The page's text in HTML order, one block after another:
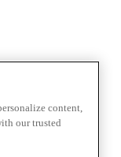
content,
our trusted